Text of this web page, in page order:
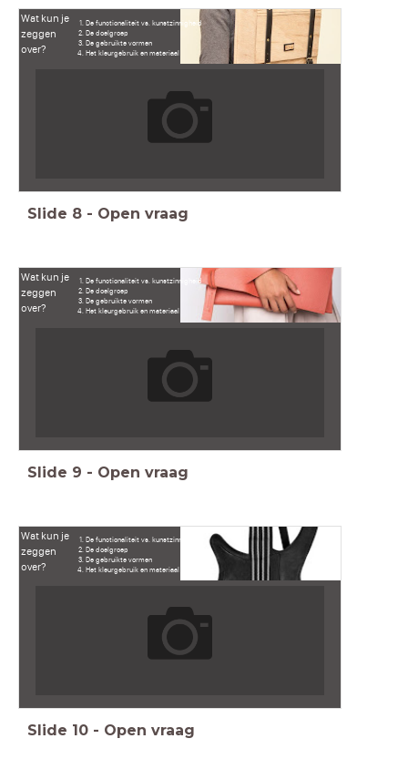
Wat kun je
zeggen
over?
De functionaliteit vs. kunstzinnigheid
De doelgroep
De gebruikte vormen
Het kleurgebruik en materiaal
Slide 8 - Open vraag
Wat kun je
zeggen
over?
De functionaliteit vs. kunstzinnigheid
De doelgroep
De gebruikte vormen
Het kleurgebruik en materiaal
Slide 9 - Open vraag
Wat kun je
zeggen
over?
De functionaliteit vs. kunstzinnigheid
De doelgroep
De gebruikte vormen
Het kleurgebruik en materiaal
Slide 10 - Open vraag